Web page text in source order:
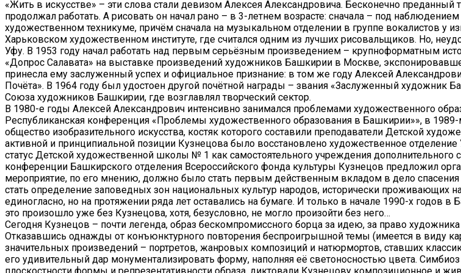
«Жить в искусстве» – эти слова стали девизом Алексея Александровича. Бесконечно
продолжал работать. А рисовать он начал рано – в 3-летнем возрасте: сначала – под
художественном техникуме, причём сначала на музыкальном отделении в группе вокалистов у
Харьковском художественном институте, где считался одним из лучших рисовальщиков. Но,
Уфу. В 1953 году начал работать над первым серьёзным произведением – крупноформатным
«Допрос Салавата» на выставке произведений художников Башкирии в Москве,
принесла ему заслуженный успех и официальное признание: в том же году Алексей
Почёта». В 1964 году был удостоен другой почётной награды – звания «Заслуженный
Союза художников Башкирии, где возглавлял творческий сектор.
В 1980-е годы Алексей Александрович интенсивно занимался проблемами художественного
Республиканская конференция «Проблемы художественного образования в Башкирии»», в
общество изобразительного искусства, костяк которого составили преподаватели Детской
активной и принципиальной позиции Кузнецова было восстановлено художественное
статус Детской художественной школы № 1 как самостоятельного учреждения дополнительного
конференции Башкирского отделения Всероссийского фонда культуры Кузнецов предложил
мероприятие, по его мнению, должно было стать первым действенным вкладом в дело
стать определение заповедных зон национальных культур народов, исторически
единогласно, но на протяжении ряда лет оставались на бумаге. И только в начале 1990-х годов
это произошло уже без Кузнецова, хотя, безусловно, не могло произойти без него…
Сегодня Кузнецов – почти легенда, образ бескомпромиссного борца за идею, за право
Отказавшись однажды от конъюнктурного повторения беспроигрышной темы (имеется в виду
значительных произведений – портретов, жанровых композиций и натюрмортов, ставших
его удивительный дар монументализировать форму, наполняя её светоносностью цвета.